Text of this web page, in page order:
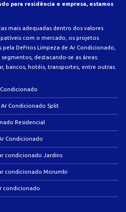
para residência e empresa, estamos
mais adequadas dentro dos valores
com o mercado, os projetos
DeFrios Limpeza de Ar Condicionado,
destacando-se as áreas:
bancos, hotéis, transportes, entre outras.
Condicionado Split
Residencial
Condicionado
condicionado Jardins
condicionado Morumbi
condicionado